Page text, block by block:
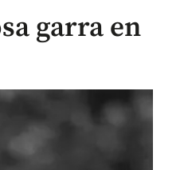
garra en